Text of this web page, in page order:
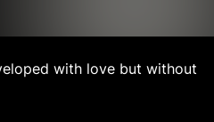
with love but without